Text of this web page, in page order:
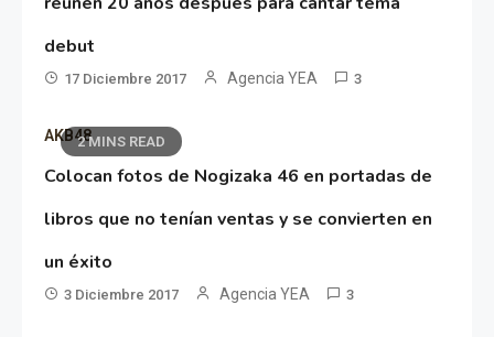
debut
17 Diciembre 2017 Agencia YEA 3
2 MINS READ
AKB48
Colocan fotos de Nogizaka 46 en portadas de
libros que no tenían ventas y se convierten en
un éxito
3 Diciembre 2017 Agencia YEA 3